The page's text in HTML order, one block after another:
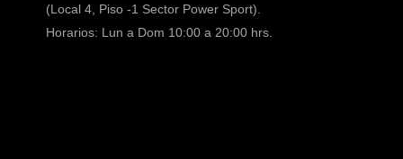
(Local 4, Piso -1 Sector Power Sport).
Horarios: Lun a Dom 10:00 a 20:00 hrs.